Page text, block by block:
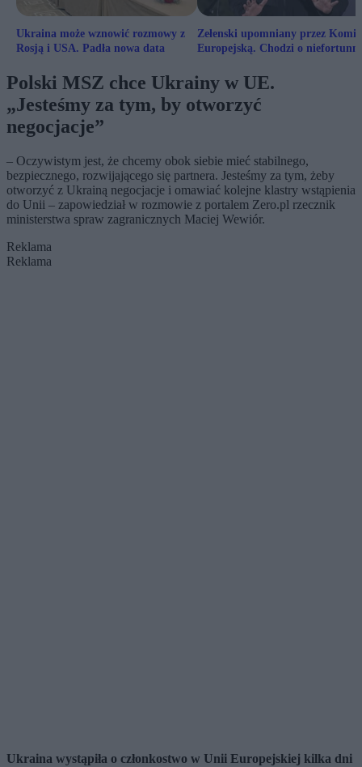
Ukraina może wznowić rozmowy z
Rosją i USA. Padła nowa data
Zełenski upomniany przez
Europejską. Chodzi o
Polski MSZ chce Ukrainy w UE.
„Jesteśmy za tym, by otworzyć
negocjacje”
– Oczywistym jest, że chcemy obok siebie mieć stabilnego,
bezpiecznego, rozwijającego się partnera. Jesteśmy za tym, żeby
otworzyć z Ukrainą negocjacje i omawiać kolejne klastry wstąpienia
do Unii – zapowiedział w rozmowie z portalem Zero.pl rzecznik
ministerstwa spraw zagranicznych Maciej Wewiór.
Reklama
Reklama
Ukraina wystąpiła o członkostwo w Unii Europejskiej kilka dni